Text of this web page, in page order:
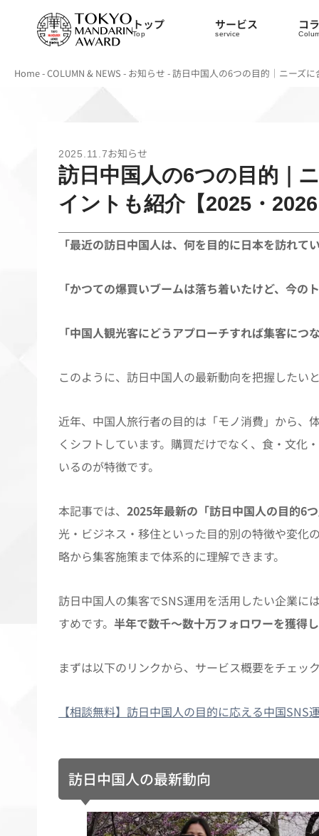
トップ
Top
サービス
service
コ
Home-COLUMN & NEWS - お知らせ -訪日中国人の6つの目的｜ニーズに
2025.11.7お知らせ
訪日中国人の6つの目的｜
イントも紹介【2025・2026
「最近の訪日中国人は、何を目的に日本を訪れて
「かつての爆買いブームは落ち着いたけど、今の
「中国人観光客にどうアプローチすれば集客につ
このように、訪日中国人の最新動向を把握したい
近年、中国人旅行者の目的は「モノ消費」から、
くシフトしています。購買だけでなく、食・文化
いるのが特徴です。
本記事では、 2025年最新の「訪日中国人の目的6
光・ビジネス・移住といった目的別の特徴や変化
略から集客施策まで体系的に理解できます。
訪日中国人の集客でSNS運用を活用したい企業には
すめです。 半年で数千～数十万フォロワーを獲得
まずは以下のリンクから、サービス概要をチェッ
【相談無料】訪日中国人の目的に応える中国SNS
訪日中国人の最新動向